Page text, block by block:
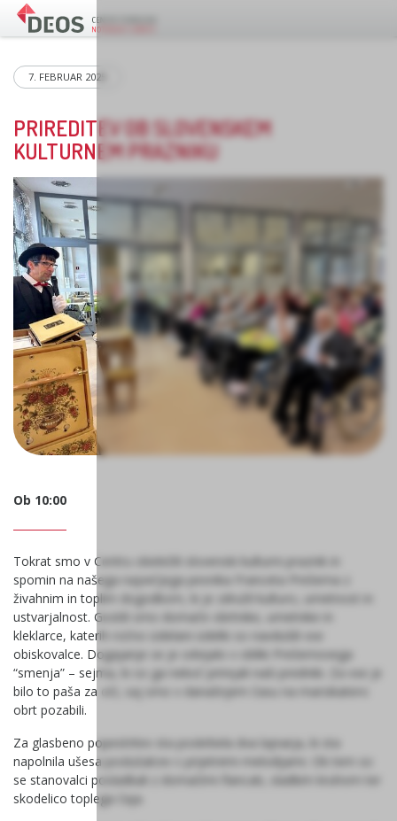
7. FEBRUAR 2025
PRIREDITEV OB SLOVENSKEM
KULTURNEM PRAZNIKU
Ob 10:00
Tokrat smo v Centru obeležili slovenski kulturni praznik in
spomin na našega največjega pesnika Franceta Prešerna z
živahnim in toplim dogodkom, ki je združil kulturo, umetnost in
ustvarjalnost. Gostili smo domače obrtnike, umetnike in
kleklarce, katerih ročno izdelani izdelki so navdušili vse
obiskovalce. Dogajanje se je odvijalo v obliki Prešernovega
“smenja” – sejma, ki so ga nekoč prirejali naši predniki. Za vse je
bilo to paša za oči, saj smo v današnjem času na marsikatero
obrt pozabili.
Za glasbeno popestritev sta poskrbela dva lajnarja, ki sta
napolnila ušesa poslušalcev s prijetnimi melodijami. Ob tem so
se stanovalci posladkali z domačimi flancati, sladkim kruhom ter
skodelico toplega čaja.